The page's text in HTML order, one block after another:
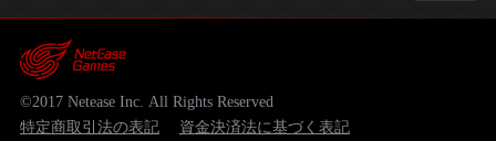
©2017 Netease Inc. All Rights Reserved
特定商取引法の表記 資金決済法に基づく表記